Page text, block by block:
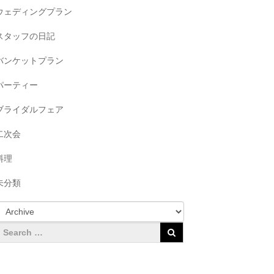
ェディングプラン
タッフの日記
ンケットプラン
ーティー
ライダルフェア
次会
理
分類